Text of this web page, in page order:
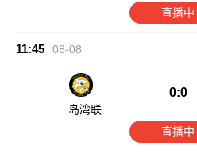
直播中
11:45 08-08
岛湾联
0:0
直播中